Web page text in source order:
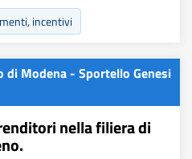
incentivi
di Modena - Sportello Genesi
nella filiera di